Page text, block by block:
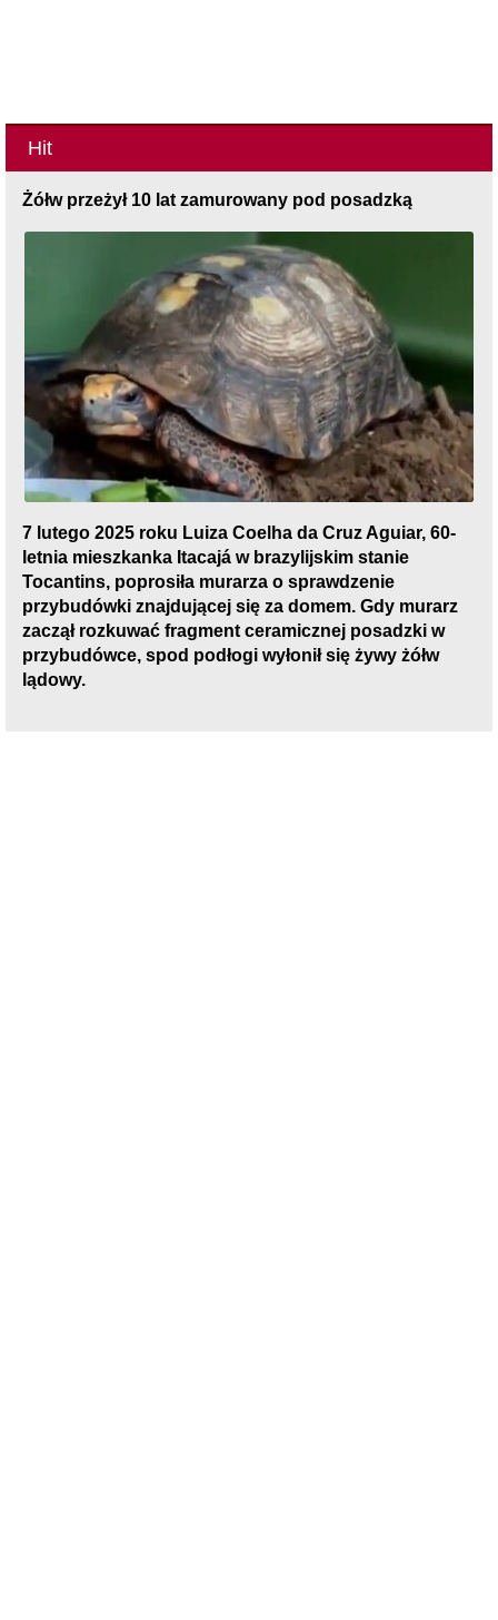
Hit
Żółw przeżył 10 lat zamurowany pod posadzką
7 lutego 2025 roku Luiza Coelha da Cruz Aguiar, 60-
letnia mieszkanka Itacajá w brazylijskim stanie
Tocantins, poprosiła murarza o sprawdzenie
przybudówki znajdującej się za domem. Gdy murarz
zaczął rozkuwać fragment ceramicznej posadzki w
przybudówce, spod podłogi wyłonił się żywy żółw
lądowy.